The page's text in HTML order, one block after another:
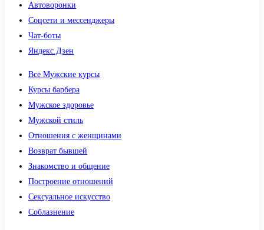
Автоворонки
Соцсети и мессенджеры
Чат-боты
Яндекс.Дзен
Все Мужские курсы
Курсы барбера
Мужское здоровье
Мужской стиль
Отношения с женщинами
Возврат бывшей
Знакомство и общение
Построение отношений
Сексуальное искусство
Соблазнение